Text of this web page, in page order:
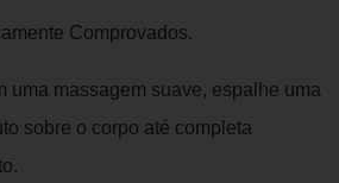
Comprovados.
uma massagem suave, espalhe uma
sobre o corpo até completa